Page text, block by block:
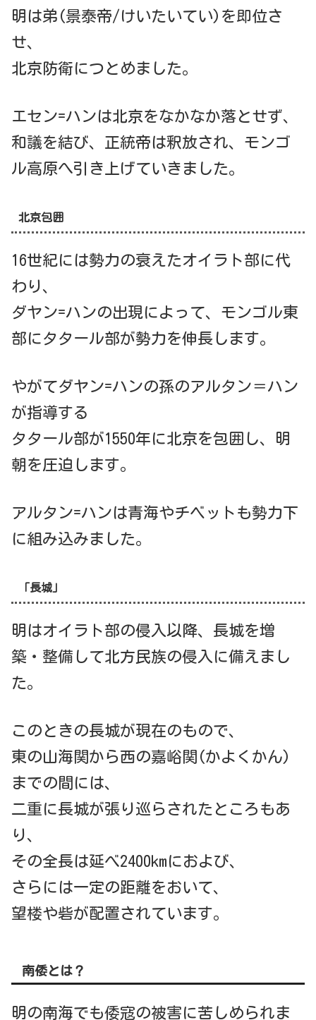
明は弟(景泰帝/けいたいてい)を即位さ
せ、
北京防衛につとめました。
エセン=ハンは北京をなかなか落とせず、
和議を結び、正統帝は釈放され、モンゴ
ル高原へ引き上げていきました。
北京包囲
16世紀には勢力の衰えたオイラト部に代
わり、
ダヤン=ハンの出現によって、モンゴル東
部にタタール部が勢力を伸長します。
やがてダヤン=ハンの孫のアルタン＝ハン
が指導する
タタール部が1550年に北京を包囲し、明
朝を圧迫します。
アルタン=ハンは青海やチベットも勢力下
に組み込みました。
「長城」
明はオイラト部の侵入以降、長城を増
築・整備して北方民族の侵入に備えまし
た。
このときの長城が現在のもので、
東の山海関から西の嘉峪関(かよくかん)
までの間には、
二重に長城が張り巡らされたところもあ
り、
その全長は延べ2400kmにおよび、
さらには一定の距離をおいて、
望楼や砦が配置されています。
南倭とは？
明の南海でも倭寇の被害に苦しめられま